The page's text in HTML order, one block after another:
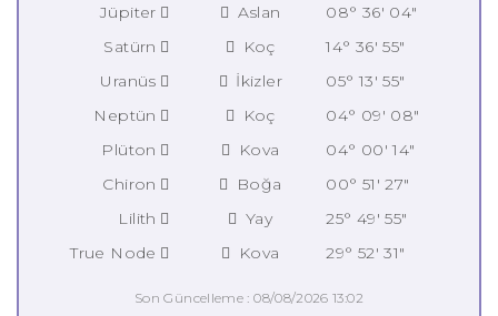
Jüpiter
Aslan
08° 36' 04"
Satürn
Koç
14° 36' 55"
Uranüs
İkizler
05° 13' 55"
Neptün
Koç
04° 09' 08"
Plüton
Kova
04° 00' 14"
Chiron
Boğa
00° 51' 27"
Lilith
Yay
25° 49' 55"
True Node
Kova 29° 52' 31"
Son Güncelleme : 08/08/2026 13:02